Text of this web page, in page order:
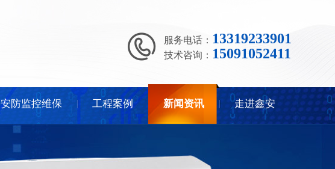
服务电话： 13319233901
技术咨询： 15091052411
安防监控维保 工程案例 新闻资讯 走进鑫安